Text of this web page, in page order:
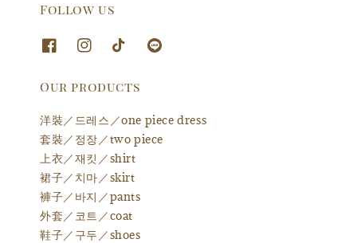
Follow us
Our products
洋裝／드레스／one piece dress
套裝／정장／two piece
上衣／재킷／shirt
裙子／치마／skirt
褲子／바지／pants
外套／코트／coat
鞋子／구두／shoes